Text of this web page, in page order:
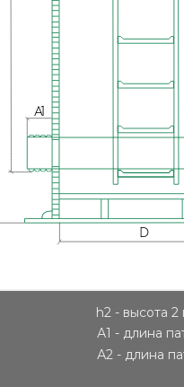
A1
D
h2 - высота 2
А1 - длина
А2 - длина